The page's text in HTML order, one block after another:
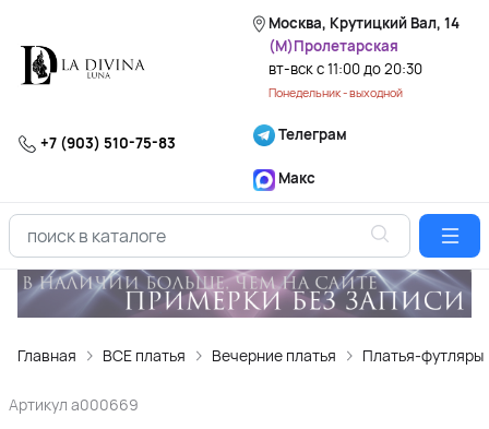
Москва, Крутицкий Вал, 14
(М)Пролетарская
вт-вск с 11:00 до 20:30
Понедельник - выходной
+7 (903) 510-75-83 Телеграм
Макс
Главная ВСЕ платья Вечерние платья Платья-футляры
Артикул a000669